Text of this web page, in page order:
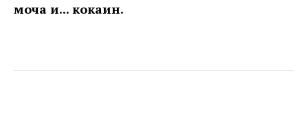
моча и... кокаин.